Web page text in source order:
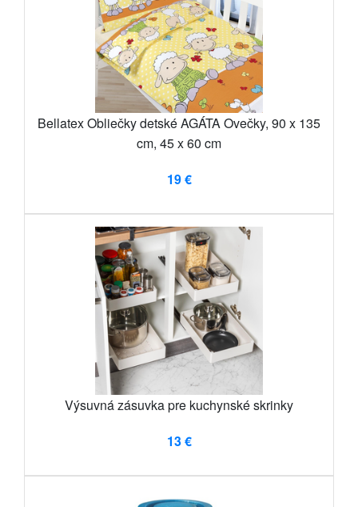
Bellatex Obliečky detské AGÁTA Ovečky, 90 x 135
cm, 45 x 60 cm
19 €
Výsuvná zásuvka pre kuchynské skrinky
13 €